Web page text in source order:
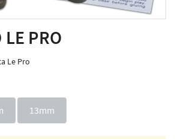
PRO
Le Pro
13mm